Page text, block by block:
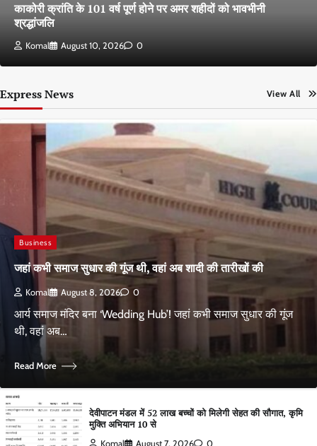
काकोरी क्रांति के 101 वर्ष पूर्ण होने पर अमर शहीदों को भावभीनी
श्रद्धांजलि
Komal August 10, 2026 0
Express News View All
Business
जहां कभी समाज सुधार की गूंज थी, वहां अब शादी की तारीखों की
Komal August 8, 2026 0
आर्य समाज मंदिर बना ‘Wedding Hub’! जहां कभी समाज सुधार की गूंज
थी, वहां अब…
Read More
देवीपाटन मंडल में 52 लाख बच्चों को मिलेगी सेहत की सौगात, कृमि
मुक्ति अभियान 10 से
Komal August 7, 2026 0